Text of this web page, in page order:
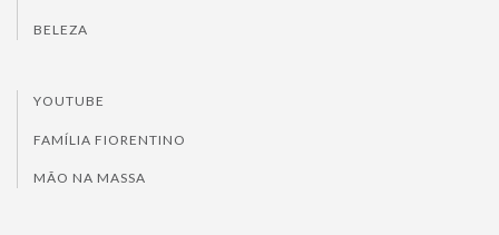
BELEZA
YOUTUBE
FAMÍLIA FIORENTINO
MÃO NA MASSA